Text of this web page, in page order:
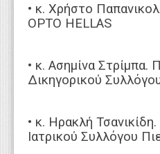
• κ. Χρήστο
OPTO HELLAS
• κ. Ασημίνα Στρίμπα.
Δικηγορικού
• κ. Ηρακλή
Ιατρικού Συλλόγου